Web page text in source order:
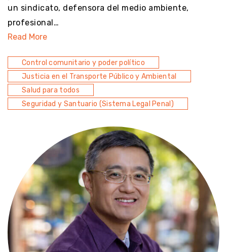
un sindicato, defensora del medio ambiente,
profesional…
Read More
Control comunitario y poder político
Justicia en el Transporte Público y Ambiental
Salud para todos
Seguridad y Santuario (Sistema Legal Penal)